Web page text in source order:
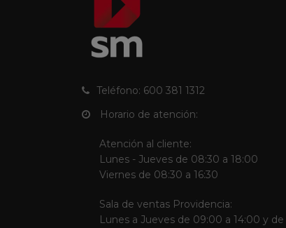
Teléfono: 600 381 1312
Horario de atención:
Atención al cliente:
Lunes - Jueves de 08:30 a 18:00
Viernes de 08:30 a 16:30
Sala de ventas Providencia:
Lunes a Jueves de 09:00 a 14:00 y de